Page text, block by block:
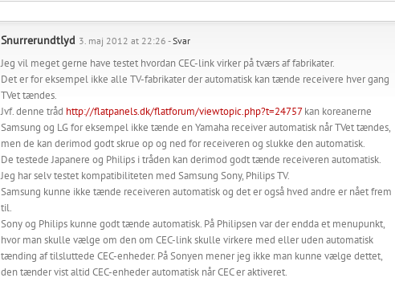
Snurrerundtlyd 3. maj 2012 at 22:26 -Svar
Jeg vil meget gerne have testet hvordan CEC-link virker på tværs af fabrikater.
Det er for eksempel ikke alle TV-fabrikater der automatisk kan tænde receivere hver gang
TVet tændes.
Jvf. denne tråd http://flatpanels.dk/flatforum/viewtopic.php?t=24757kan koreanerne
Samsung og LG for eksempel ikke tænde en Yamaha receiver automatisk når TVet tændes,
men de kan derimod godt skrue op og ned for receiveren og slukke den automatisk.
De testede Japanere og Philips i tråden kan derimod godt tænde receiveren automatisk.
Jeg har selv testet kompatibiliteten med Samsung Sony, Philips TV.
Samsung kunne ikke tænde receiveren automatisk og det er også hved andre er nået frem
til.
Sony og Philips kunne godt tænde automatisk. På Philipsen var der endda et menupunkt,
hvor man skulle vælge om den om CEC-link skulle virkere med eller uden automatisk
tænding af tilsluttede CEC-enheder. På Sonyen mener jeg ikke man kunne vælge dettet,
den tænder vist altid CEC-enheder automatisk når CEC er aktiveret.